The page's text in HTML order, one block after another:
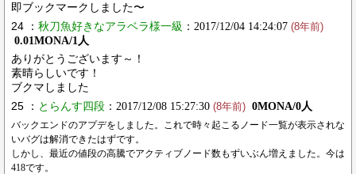
即ブックマークしました〜
24 ： 秋刀魚好きなアラベラ様一級 ：2017/12/04 14:24:07 (8年前)
0.01MONA/1人
ありがとうございます～！
素晴らしいです！
ブクマしました
25 ： とらんす四段 ：2017/12/08 15:27:30 (8年前) 0MONA/0人
バックエンドのアプデをしました。これで時々起こるノード一覧が表示されな
いバグは解消できたはずです。
しかし、最近の値段の高騰でアクティブノード数もずいぶん増えました。今は
418です。